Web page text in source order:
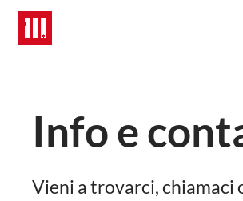
Info e
Vieni a trovarci, chiamaci